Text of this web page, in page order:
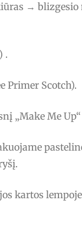
→
.
Primer Scotch).
„Make Me Up“
kartos